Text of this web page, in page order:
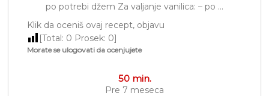
po potrebi džem Za valjanje vanilica: – po …
Klik da oceniš ovaj recept, objavu
[Total: 0 Prosek: 0]
Morate se ulogovati da ocenjujete
50 min.
Pre 7 meseca